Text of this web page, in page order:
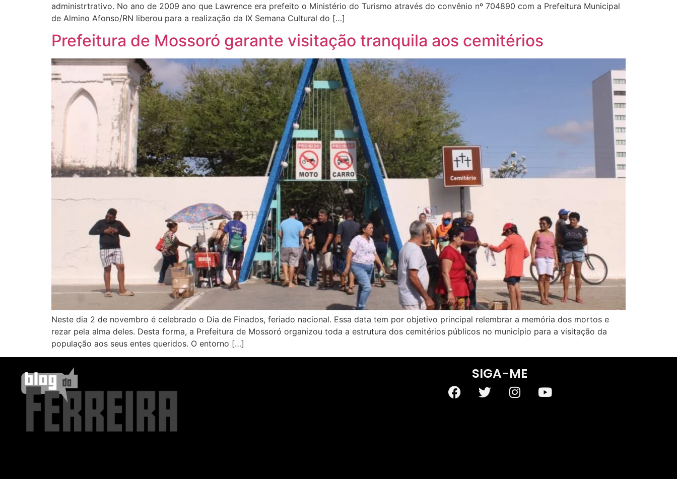
administrtrativo. No ano de 2009 ano que Lawrence era prefeito o Ministério do Turismo através do convênio nº 704890 com a Prefeitura Municipal
de Almino Afonso/RN liberou para a realização da IX Semana Cultural do […]
Prefeitura de Mossoró garante visitação tranquila aos cemitérios
Neste dia 2 de novembro é celebrado o Dia de Finados, feriado nacional. Essa data tem por objetivo principal relembrar a memória dos mortos e
rezar pela alma deles. Desta forma, a Prefeitura de Mossoró organizou toda a estrutura dos cemitérios públicos no município para a visitação da
população aos seus entes queridos. O entorno […]
SIGA-ME